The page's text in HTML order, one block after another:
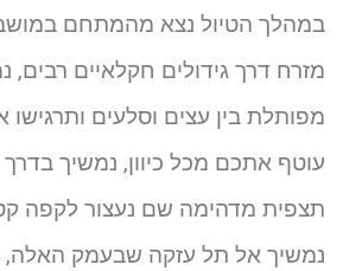
במהלך הטיול נצא מהמתחם במושב
מזרח דרך גידולים חקלאיים רבים,
מפותלת בין עצים וסלעים
עוטף אתכם מכל כיוון, נמשיך
תצפית מדהימה שם נעצור לקפה
נמשיך אל תל עזקה שבעמק